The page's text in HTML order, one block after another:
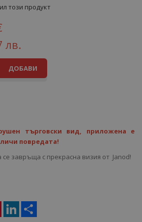
този продукт
лв.
ДОБАВИ
търговски вид, приложена е
повредата!
завръща с прекрасна визия от Janod!
PinterestLinkedIn